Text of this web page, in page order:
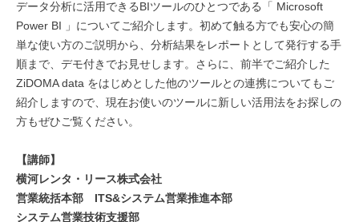
データ分析に活用できるBIツールのひとつである「 Microsoft
Power BI 」についてご紹介します。初めて触る方でも安心の簡
単な使い方のご説明から、分析結果をレポートとして発行する手
順まで、デモ付きでお見せします。さらに、前半でご紹介した
ZiDOMA data をはじめとした他のツールとの連携についてもご
紹介しますので、現在お使いのツールに新しい活用法をお探しの
方もぜひご覧ください。
【講師】
横河レンタ・リース株式会社
営業統括本部 ITS&システム営業推進本部
システム営業技術支援部